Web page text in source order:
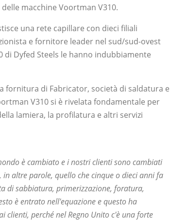
macchine Voortman V310.
una rete capillare con dieci filiali
e fornitore leader nel sud/sud-ovest
di Dyfed Steels le hanno indubbiamente
fornitura di Fabricator, società di saldatura e
V310 si è rivelata fondamentale per
lamiera, la profilatura e altri servizi
è cambiato e i nostri clienti sono cambiati
altre parole, quello che cinque o dieci anni fa
di sabbiatura, primerizzazione, foratura,
è entrato nell'equazione e questo ha
clienti, perché nel Regno Unito c'è una forte